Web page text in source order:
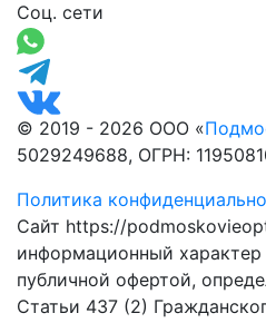
Соц. сети
© 2019 - 2026 ООО «
5029249688, ОГРН:
Политика
Сайт https://
информационный характер
публичной офертой,
Статьи 437 (2)